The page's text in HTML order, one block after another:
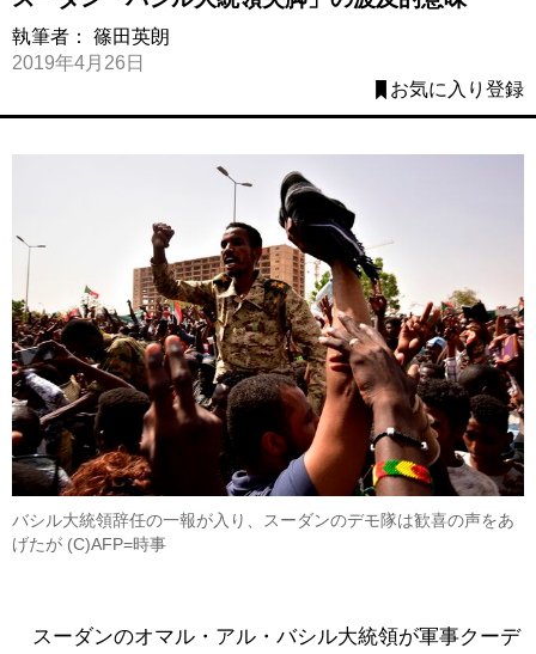
執筆者： 篠田英朗
2019年4月26日
お気に入り登録
バシル大統領辞任の一報が入り、スーダンのデモ隊は歓喜の声をあ
げたが (C)AFP=時事
スーダンのオマル・アル・バシル大統領が軍事クーデ